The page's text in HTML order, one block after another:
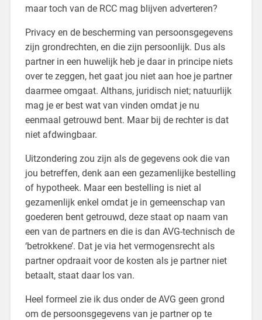
maar toch van de RCC mag blijven adverteren?
Privacy en de bescherming van persoonsgegevens
zijn grondrechten, en die zijn persoonlijk. Dus als
partner in een huwelijk heb je daar in principe niets
over te zeggen, het gaat jou niet aan hoe je partner
daarmee omgaat. Althans, juridisch niet; natuurlijk
mag je er best wat van vinden omdat je nu
eenmaal getrouwd bent. Maar bij de rechter is dat
niet afdwingbaar.
Uitzondering zou zijn als de gegevens ook die van
jou betreffen, denk aan een gezamenlijke bestelling
of hypotheek. Maar een bestelling is niet al
gezamenlijk enkel omdat je in gemeenschap van
goederen bent getrouwd, deze staat op naam van
een van de partners en die is dan AVG-technisch de
‘betrokkene’. Dat je via het vermogensrecht als
partner opdraait voor de kosten als je partner niet
betaalt, staat daar los van.
Heel formeel zie ik dus onder de AVG geen grond
om de persoonsgegevens van je partner op te